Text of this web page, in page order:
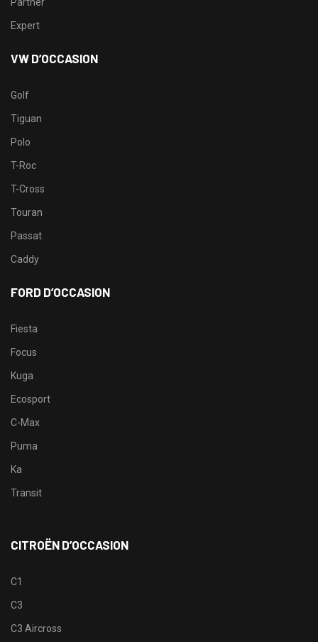
Expert
VW D’OCCASION
Golf
Tiguan
Polo
T-Roc
T-Cross
Touran
Passat
Caddy
FORD D’OCCASION
Fiesta
Focus
Kuga
Ecosport
C-Max
Puma
Ka
Transit
CITROËN D’OCCASION
C1
C3
C3 Aircross